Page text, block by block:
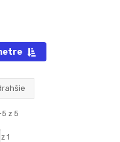
z 5
z 1